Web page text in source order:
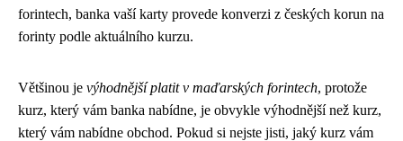
forintech, banka vaší karty provede konverzi z českých korun na
forinty podle aktuálního kurzu.
Většinou je výhodnější platit v maďarských forintech, protože
kurz, který vám banka nabídne, je obvykle výhodnější než kurz,
který vám nabídne obchod. Pokud si nejste jisti, jaký kurz vám